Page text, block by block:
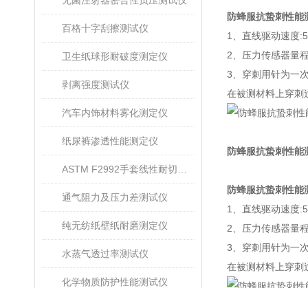
百格十字刮擦测试仪
卫生纸球形耐破度测定仪
剥离强度测试仪
汽车内饰材料雾化测定仪
纸尿裤渗透性能测定仪
通气阻力及压力差测试仪
纯无纺纸壁纸耐磨测定仪
水蒸气透过率测试仪
化学物质防护性能测试仪
防蜂服抗蛰刺性能
1、 直线驱动速度
2、 压力传感器量
3、 穿刺用针为一
在被测材料上穿刺
防蜂服抗蛰刺性能
防蜂服抗蛰刺性能
1、 直线驱动速度
2、 压力传感器量
3、 穿刺用针为一
在被测材料上穿刺